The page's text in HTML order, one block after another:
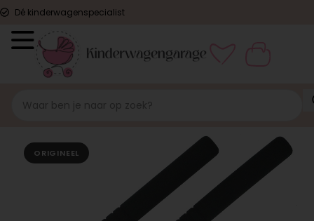
Dé kinderwagenspecialist
ORIGINEEL